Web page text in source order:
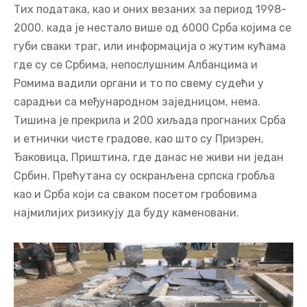
Тих података, као и оних везаних за период 1998-
2000. када је нестало више од 6000 Срба којима се
губи сваки траг, или информација о жутим кућама
где су се Србима, непослушним Албанцима и
Ромима вадили органи и то по свему судећи у
сарадњи са међународном заједницом, нема.
Тишина је прекрила и 200 хиљада прогнаних Срба
и етнички чисте градове, као што су Призрен,
Ђаковица, Приштина, где данас не живи ни један
Србин. Прећутана су оскранљена српска гробља
као и Срба који са сваком посетом гробовима
најмилијих ризикују да буду каменовани.